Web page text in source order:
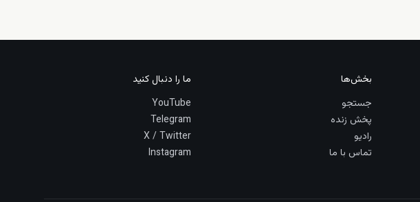
بخش‌ها
جستجو
پخش زنده
رادیو
تماس با ما
ما را دنبال کنید
YouTube
Telegram
X / Twitter
Instagram